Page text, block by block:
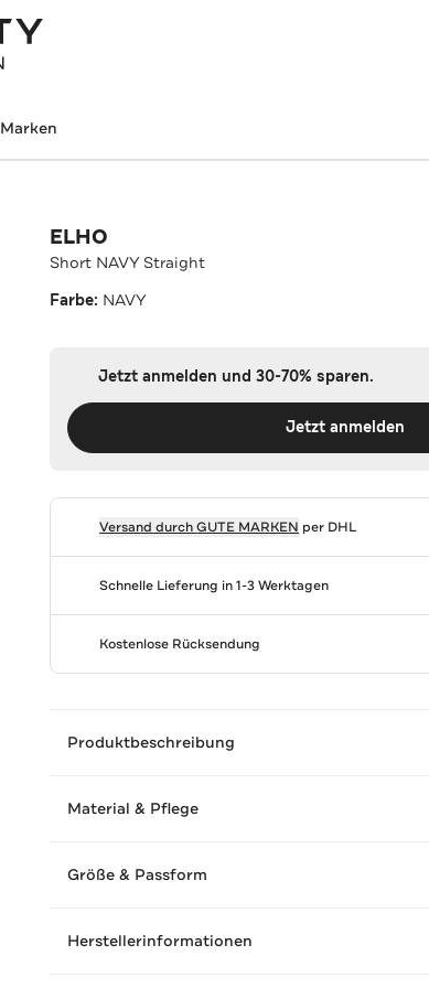
Marken
ELHO
Short NAVY Straight
Farbe: NAVY
Jetzt anmelden und 30-70% sparen.
Jetzt anmelden
Versand durchGUTE MARKEN per DHL
Schnelle Lieferung in 1-3 Werktagen
Kostenlose Rücksendung
Produktbeschreibung
Material & Pflege
Größe & Passform
Herstellerinformationen